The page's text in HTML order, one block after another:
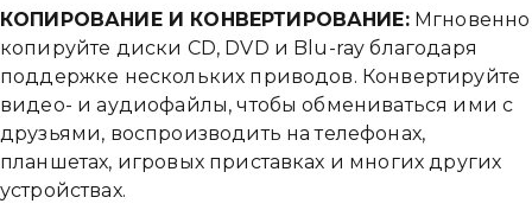
КОПИРОВАНИЕ И КОНВЕРТИРОВАНИЕ:Мгновенно
копируйте диски CD, DVD и Blu-ray благодаря
поддержке нескольких приводов. Конвертируйте
видео- и аудиофайлы, чтобы обмениваться ими с
друзьями, воспроизводить на телефонах,
планшетах, игровых приставках и многих других
устройствах.